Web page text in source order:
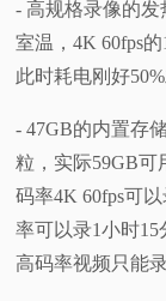
- 高规格录像的
室温，4K 60fps
此时耗电刚好50%
- 47GB的内置存
粒，实际59GB可
码率4K 60fps可
率可以录1小时15
高码率视频只能